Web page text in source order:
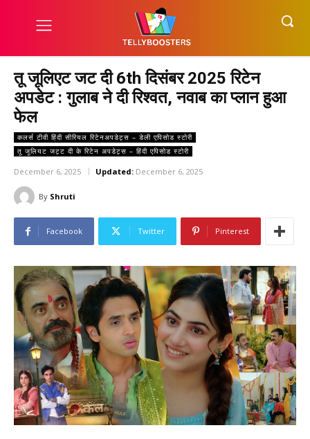
तू जूलिएट जट दी 6th दिसंबर 2025 रिटेन
अपडेट : गुलाब ने दी रिश्वत, नवाब का प्लान हुआ
फेल
कलर्स टीवी हिंदी सीरियल रिटेनअपडेट्स – डेली एपिसोड स्टोरी
तू जूलियट जट्ट दी के रिटेन अपडेट्स – हिंदी एपिसोड स्टोरी
December 6, 2025 Updated: December 6, 2025
By Shruti
Facebook Twitter Pinterest